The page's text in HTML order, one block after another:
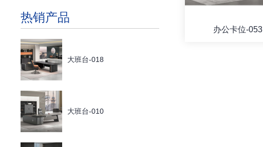
热销产品
大班台-018
大班台-010
办公卡位-053